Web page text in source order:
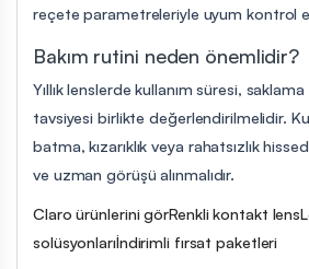
reçete parametreleriyle uyum kontrol
Bakım rutini neden önemlidir?
Yıllık lenslerde kullanım süresi,
tavsiyesi birlikte değerlendirilmelidir.
batma, kızarıklık veya rahatsızlık
ve uzman görüşü alınmalıdır.
Claro ürünlerini görRenkli kontakt lens
solüsyonlarıİndirimli fırsat paketleri